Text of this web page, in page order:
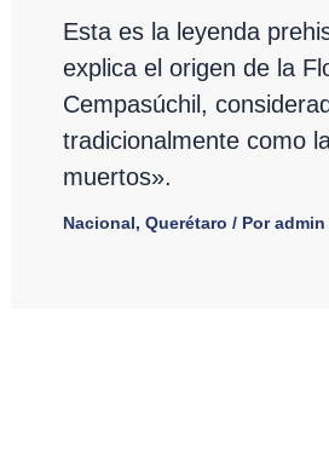
Esta es la leyenda
explica el origen de la
Cempasúchil,
tradicionalmente como
muertos».
Nacional, Querétaro / Poradmin